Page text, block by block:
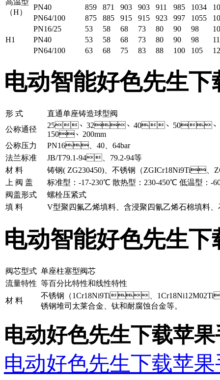
高温型
（H）
PN40
859 871 903 903 911 985 1034
PN64/100
875 885 915 915 923 997 1055
H1
PN16/25 53 58 68 73 80 90 98
PN40
53 58 68 73 80 90 98
PN64/100
63 68 75 83 88 100 105
电动智能好色先生
形 式
直通单座铸造球型阀
公称通径
25、32、40、50
150、200mm
公称压力
PN16、40、64bar
法兰标准
JB/T79.1-94、79.2-94等
材 料
铸钢( ZG230450)、不锈钢（ZGICr18Ni9Ti
上 阀 盖
标准型：-17-230℃ 散热型：230-450℃ 低温型
阀盖形式
螺栓压紧式
填 料
V型聚四氟乙烯填料、含浸聚四氰乙烯石棉填料、
电动智能好色先生
阀芯型式 单座柱塞型阀芯
流量特性 等百分比特性和线性特性
材 料
不锈钢（1Cr18Ni9Ti、
锈钢堆司太莱合金、钛和耐腐蚀台金等。
电动好色先生下载苹
电动好色先生下载苹